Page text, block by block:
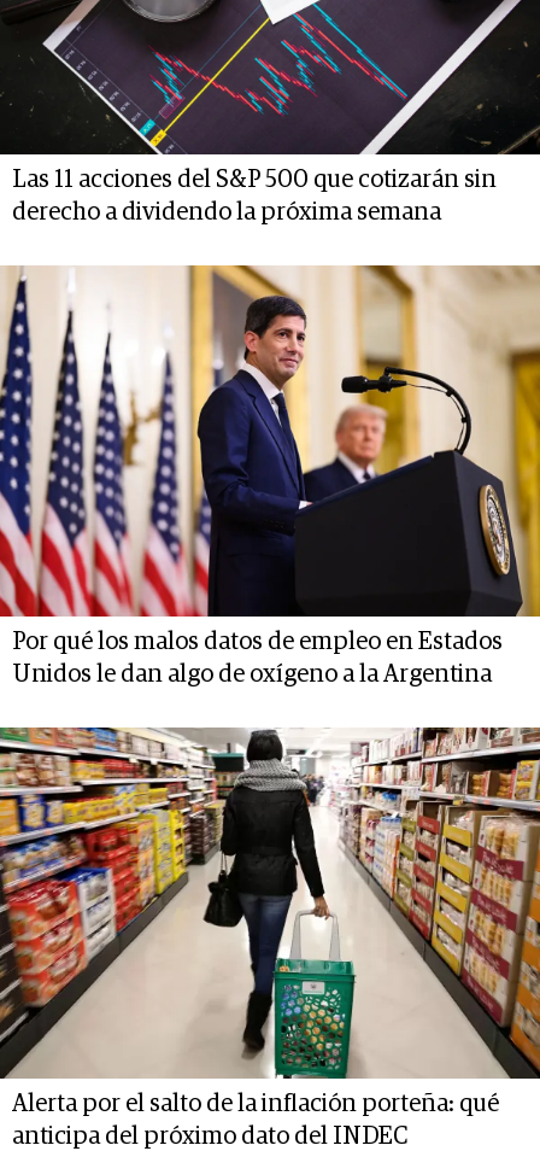
Las 11 acciones del S&P 500 que cotizarán sin
derecho a dividendo la próxima semana
Por qué los malos datos de empleo en Estados
Unidos le dan algo de oxígeno a la Argentina
Alerta por el salto de la inflación porteña: qué
anticipa del próximo dato del INDEC